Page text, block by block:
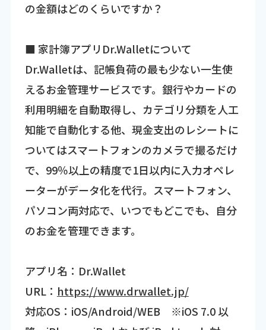
の金額はどのくらいですか？
■ 家計簿アプリDr.Walletについて
Dr.Walletは、記帳負荷の最も少ない一生使
えるお金管理サービスです。銀行やカードの
利用明細を自動取得し、カテゴリ分類を人工
知能で自動化する他、現金支出のレシートに
ついてはスマートフォンのカメラで撮るだけ
で、99％以上の精度で1日以内に入力オペレ
ーターがデータ化を代行。スマートフォン、
パソコン両対応で、いつでもどこでも、自分
のお金を管理できます。
アプリ名：Dr.Wallet
URL： https://www.drwallet.jp/
対応OS：iOS/Android/WEB ※iOS 7.0 以